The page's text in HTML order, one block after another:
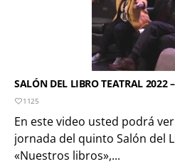
SALÓN DEL LIBRO TEATRAL 2022
1125
En este video usted podrá
jornada del quinto Salón del
«Nuestros libros»,...